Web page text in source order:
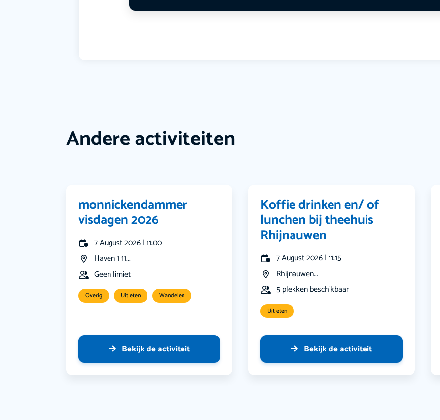
Andere activiteiten
monnickendammer
visdagen 2026
7 August 2026 | 11:00
Haven 1 11...
Geen limiet
Overig Uit eten Wandelen
Bekijk de activiteit
Koffie drinken en/ of
lunchen bij theehuis
Rhijnauwen
7 August 2026 | 11:15
Rhijnauwen...
5 plekken beschikbaar
Uit eten
Bekijk de activiteit